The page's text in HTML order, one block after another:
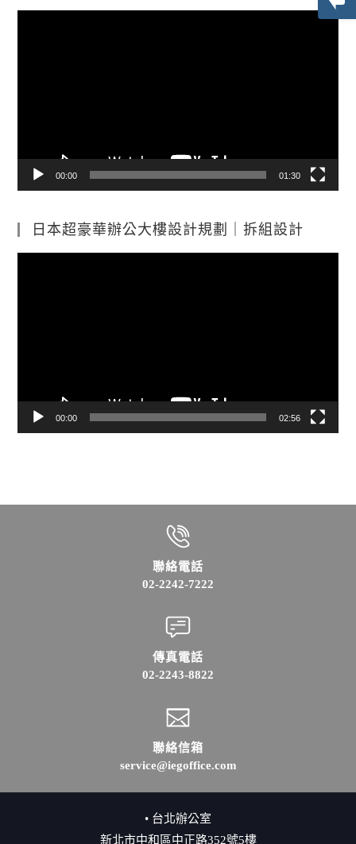
00:00 01:30
日本超豪華辦公大樓設計規劃｜拆組設計
00:00 02:56
聯絡電話
02-2242-7222
傳真電話
02-2243-8822
聯絡信箱
service@iegoffice.com
• 台北辦公室
新北市中和區中正路352號5樓